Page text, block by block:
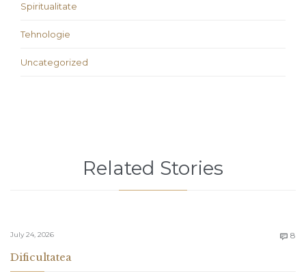
Spiritualitate
Tehnologie
Uncategorized
Related Stories
July 24, 2026  8
Dificultatea